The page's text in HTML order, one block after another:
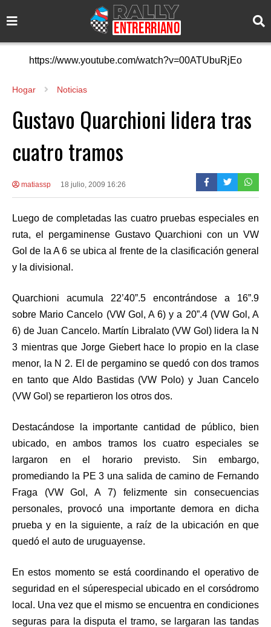
https://www.youtube.com/watch?v=00ATUbuRjEo
Hogar Noticias
Gustavo Quarchioni lidera tras
cuatro tramos
matiassp 18 julio, 2009 16:26
Luego de completadas las cuatro pruebas especiales en
ruta, el pergaminense Gustavo Quarchioni con un VW
Gol de la A 6 se ubica al frente de la clasificación general
y la divisional.
Quarchioni acumula 22’40”.5 encontrándose a 16”.9
sobre Mario Cancelo (VW Gol, A 6) y a 20”.4 (VW Gol, A
6) de Juan Cancelo. Martín Libralato (VW Gol) lidera la N
3 mientras que Jorge Giebert hace lo propio en la clase
menor, la N 2. El de pergamino se quedó con dos tramos
en tanto que Aldo Bastidas (VW Polo) y Juan Cancelo
(VW Gol) se repartieron los otros dos.
Destacándose la importante cantidad de público, bien
ubicado, en ambos tramos los cuatro especiales se
largaron en el horario previsto. Sin embargo,
promediando la PE 3 una salida de camino de Fernando
Fraga (VW Gol, A 7) felizmente sin consecuencias
personales, provocó una importante demora en dicha
prueba y en la siguiente, a raíz de la ubicación en que
quedó el auto de uruguayense.
En estos momento se está coordinando el operativo de
seguridad en el súperespecial ubicado en el corsódromo
local. Una vez que el mismo se encuentra en condiciones
seguras para la disputa el tramo, se largaran las tandas